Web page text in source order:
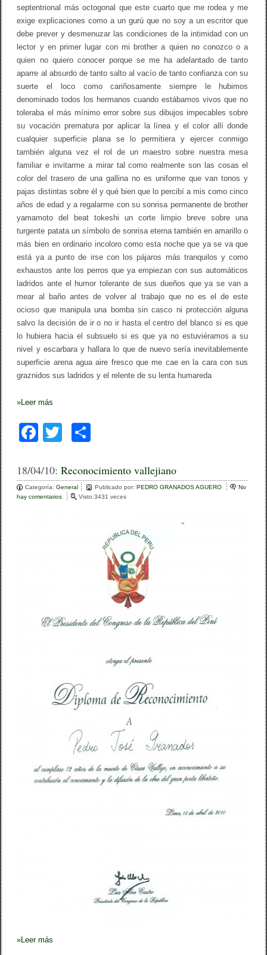
septentrional más octogonal que este cuarto que me rodea y me
exige explicaciones como a un gurú que no soy a un escritor que
debe prever y desmenuzar las condiciones de la intimidad con un
lector y en primer lugar con mi brother a quien no conozco o a
quien no quiero conocer porque se me ha adelantado de tanto
aparre al absurdo de tanto salto al vacío de tanto confianza con su
suerte el loco como cariñosamente siempre le hubimos
denominado todos los hermanos cuando estábamos vivos que no
toleraba el más mínimo error sobre sus dibujos impecables sobre
su vocación prematura por aplicar la línea y el color allí donde
cualquier superficie plana se lo permitiera y ejercer conmigo
también alguna vez el rol de un maestro sobre nuestra mesa
familiar e invitarme a mirar tal como realmente son las cosas el
color del trasero de una gallina no es uniforme que van tonos y
pajas distintas sobre él y qué bien que lo percibí a mis como cinco
años de edad y a regalarme con su sonrisa permanente de brother
yamamoto del beat tokeshi un corte limpio breve sobre una
turgente patata un símbolo de sonrisa eterna también en amarillo o
más bien en ordinario incoloro como esta noche que ya se va que
está ya a punto de irse con los pájaros más tranquilos y como
exhaustos ante los perros que ya empiezan con sus automáticos
ladridos ante el humor tolerante de sus dueños que ya se van a
mear al baño antes de volver al trabajo que no es el de este
ocioso que manipula una bomba sin casco ni protección alguna
salvo la decisión de ir o no ir hasta el centro del blanco si es que
lo hubiera hacia el subsuelo si es que ya no estuviéramos a su
nivel y escarbara y hallara lo que de nuevo sería inevitablemente
superficie arena agua aire fresco que me cae en la cara con sus
graznidos sus ladridos y el relente de su lenta humareda
»Leer más
F
c
e
tt
er
m
p
18/04/10:Reconocimiento vallejiano
Categoría:General Publicado por:PEDRO GRANADOS AGUERO
No
hay comentarios
n
e
j
i
Visto:3431 veces
»Leer más